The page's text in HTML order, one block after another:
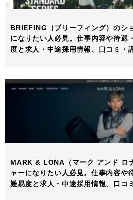
BRIEFING（ブリーフィング）のシ
になりたい人必見。仕事内容や待遇
度と求人・中途採用情報、口コミ・
MARK & LONA（マーク アンド ロ
ャーになりたい人必見。仕事内容や
難易度と求人・中途採用情報、口コ